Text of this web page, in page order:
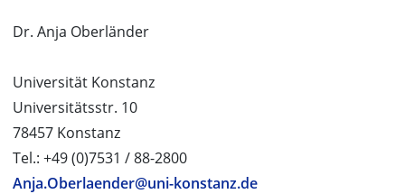
Dr. Anja Oberländer
Universität Konstanz
Universitätsstr. 10
78457 Konstanz
Tel.: +49 (0)7531 / 88-2800
Anja.Oberlaender@uni-konstanz.de